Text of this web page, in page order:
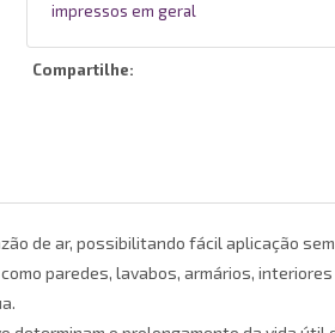
impressos em geral
Compartilhe:
de ar, possibilitando fácil aplicação
paredes, lavabos, armários,